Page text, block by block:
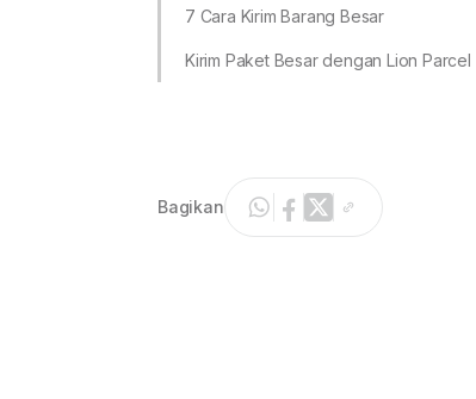
7 Cara Kirim Barang Besar
Kirim Paket Besar dengan Lion Parcel
Bagikan